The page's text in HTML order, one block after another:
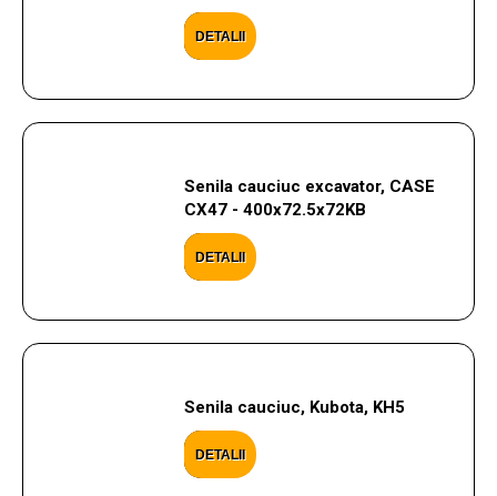
DETALII
Senila cauciuc excavator, CASE
CX47 - 400x72.5x72KB
DETALII
Senila cauciuc, Kubota, KH5
DETALII